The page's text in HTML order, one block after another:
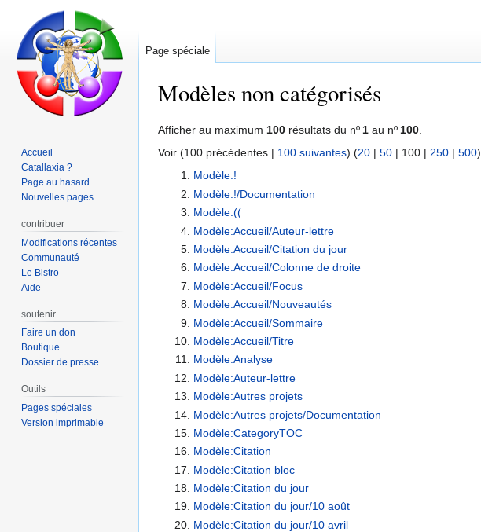
Modèles non catégorisés
Aller
à
navigation
Aller
à
recherche
Afficher au maximum 100 résultats du nº1 au nº100.
Voir (100 précédentes | 100 suivantes) (20 | 50 | 100 | 250 | 500)
Modèle:!
Modèle:!/Documentation
Modèle:((
Modèle:Accueil/Auteur-lettre
Modèle:Accueil/Citation du jour
Modèle:Accueil/Colonne de droite
Modèle:Accueil/Focus
Modèle:Accueil/Nouveautés
Modèle:Accueil/Sommaire
Modèle:Accueil/Titre
Modèle:Analyse
Modèle:Auteur-lettre
Modèle:Autres projets
Modèle:Autres projets/Documentation
Modèle:CategoryTOC
Modèle:Citation
Modèle:Citation bloc
Modèle:Citation du jour
Modèle:Citation du jour/10 août
Modèle:Citation du jour/10 avril
Page spéciale
Accueil
Catallaxia ?
Page au hasard
Nouvelles pages
contribuer
Modifications récentes
Communauté
Le Bistro
Aide
soutenir
Faire un don
Boutique
Dossier de presse
Outils
Pages spéciales
Version imprimable